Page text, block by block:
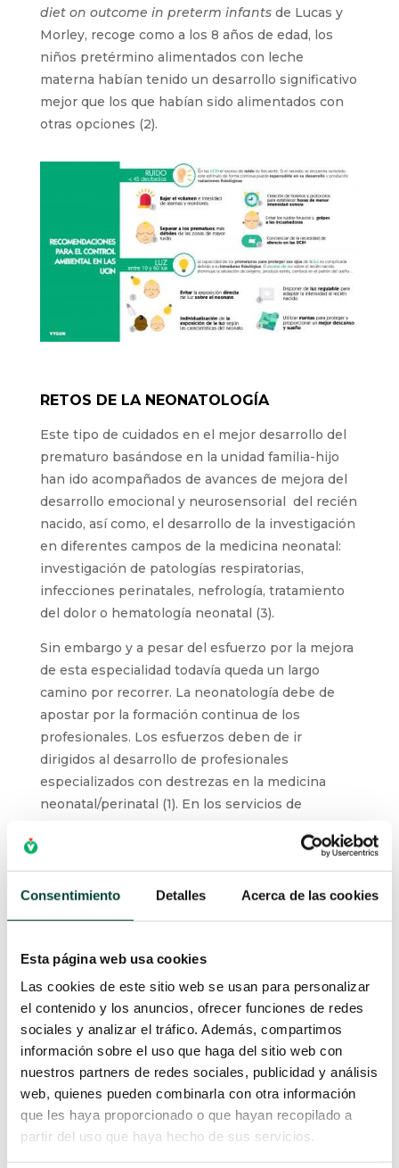
Consentimiento Detalles Acerca de las cookies
Esta página web usa cookies
Las cookies de este sitio web se usan para personalizar
el contenido y los anuncios, ofrecer funciones de redes
sociales y analizar el tráfico. Además, compartimos
información sobre el uso que haga del sitio web con
nuestros partners de redes sociales, publicidad y análisis
web, quienes pueden combinarla con otra información
que les haya proporcionado o que hayan recopilado a
partir del uso que haya hecho de sus servicios.
diet on outcome in preterm infantsde Lucas y
Morley, recoge como a los 8 años de edad, los
niños pretérmino alimentados con leche
materna habían tenido un desarrollo significativo
mejor que los que habían sido alimentados con
otras opciones (2).
RETOS DE LA NEONATOLOGÍA
Este tipo de cuidados en el mejor desarrollo del
prematuro basándose en la unidad familia-hijo
han ido acompañados de avances de mejora del
desarrollo emocional y neurosensorial del recién
nacido, así como, el desarrollo de la investigación
en diferentes campos de la medicina neonatal:
investigación de patologías respiratorias,
infecciones perinatales, nefrología, tratamiento
del dolor o hematología neonatal (3).
Sin embargo y a pesar del esfuerzo por la mejora
de esta especialidad todavía queda un largo
camino por recorrer. La neonatología debe de
apostar por la formación continua de los
profesionales. Los esfuerzos deben de ir
dirigidos al desarrollo de profesionales
especializados con destrezas en la medicina
neonatal/perinatal (1). En los servicios de
ha iniciado una subespecialización por la
complejidad de los pacientes asistidos que
exigen un mayor grado de conocimiento (2)
neonatología pasa por la humanización de la
tomado la iniciativa de mejorar los diseños
arquitectónicos de las unidades neonatales con
el objetivo de facilitar la convivencia de los
pacientes, familiares y profesionales sanitarios.
Pero, sin duda, la investigación en neonatología
es el gran reto de la especialidad. En los últimos
años la integración de la obstetricia ha producido
un gran desarrollo en la medicina perinatal, lo